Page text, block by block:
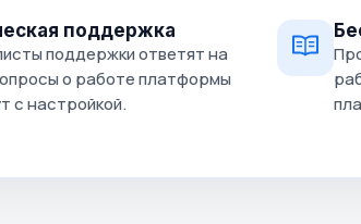
поддержка
поддержки ответят на
о работе платформы
с настройкой.